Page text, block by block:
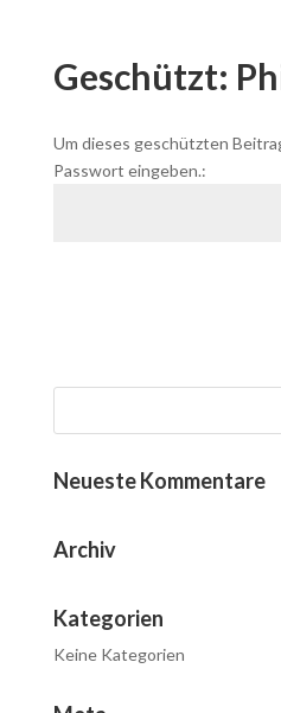
Geschützt:
Um dieses geschützten
Passwort eingeben.:
Neueste Kommentare
Archiv
Kategorien
Keine Kategorien